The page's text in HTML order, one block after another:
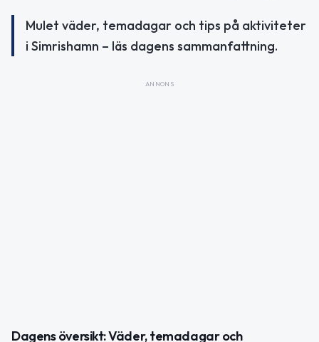
Mulet väder, temadagar och tips på aktiviteter
i Simrishamn – läs dagens sammanfattning.
ANNONS
Dagens översikt: Väder, temadagar och